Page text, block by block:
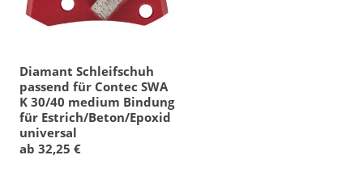
Diamant Schleifschuh
passend für Contec SWA
K 30/40 medium Bindung
für Estrich/Beton/Epoxid
universal
ab 32,25 €